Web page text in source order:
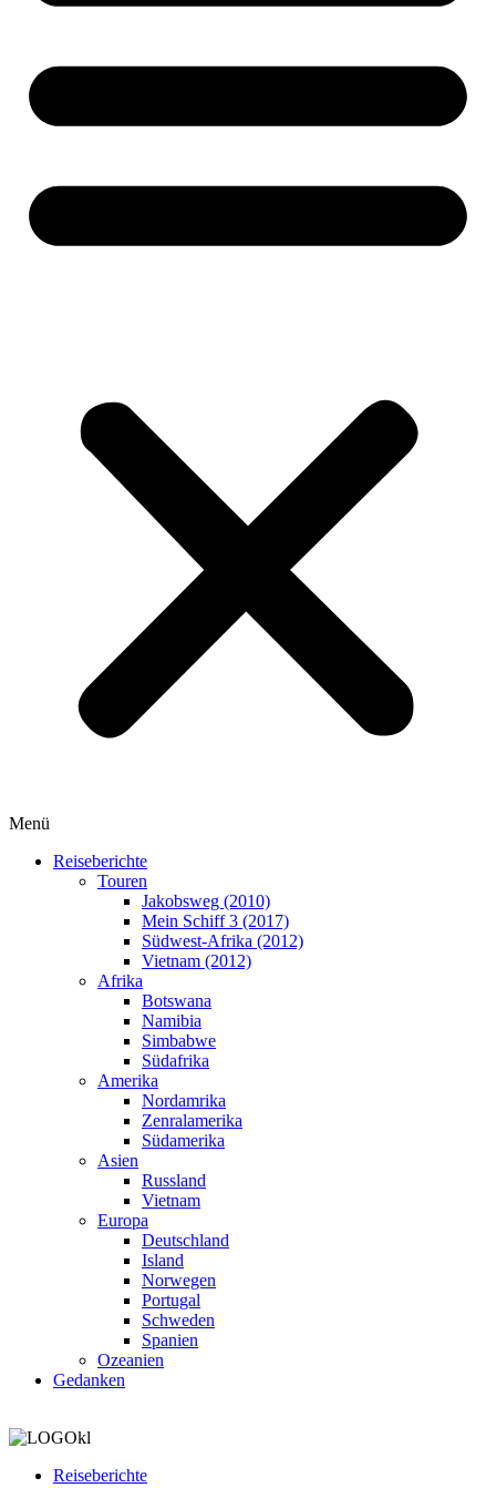
Menü
Reiseberichte
Touren
Jakobsweg (2010)
Mein Schiff 3 (2017)
Südwest-Afrika (2012)
Vietnam (2012)
Afrika
Botswana
Namibia
Simbabwe
Südafrika
Amerika
Nordamrika
Zenralamerika
Südamerika
Asien
Russland
Vietnam
Europa
Deutschland
Island
Norwegen
Portugal
Schweden
Spanien
Ozeanien
Gedanken
Reiseberichte